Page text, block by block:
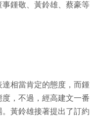
鍾敬、黃鈴雄、蔡豪等
相當肯定的態度，而鍾
，不過，經高建文一番
黃鈴雄接著提出了訂約